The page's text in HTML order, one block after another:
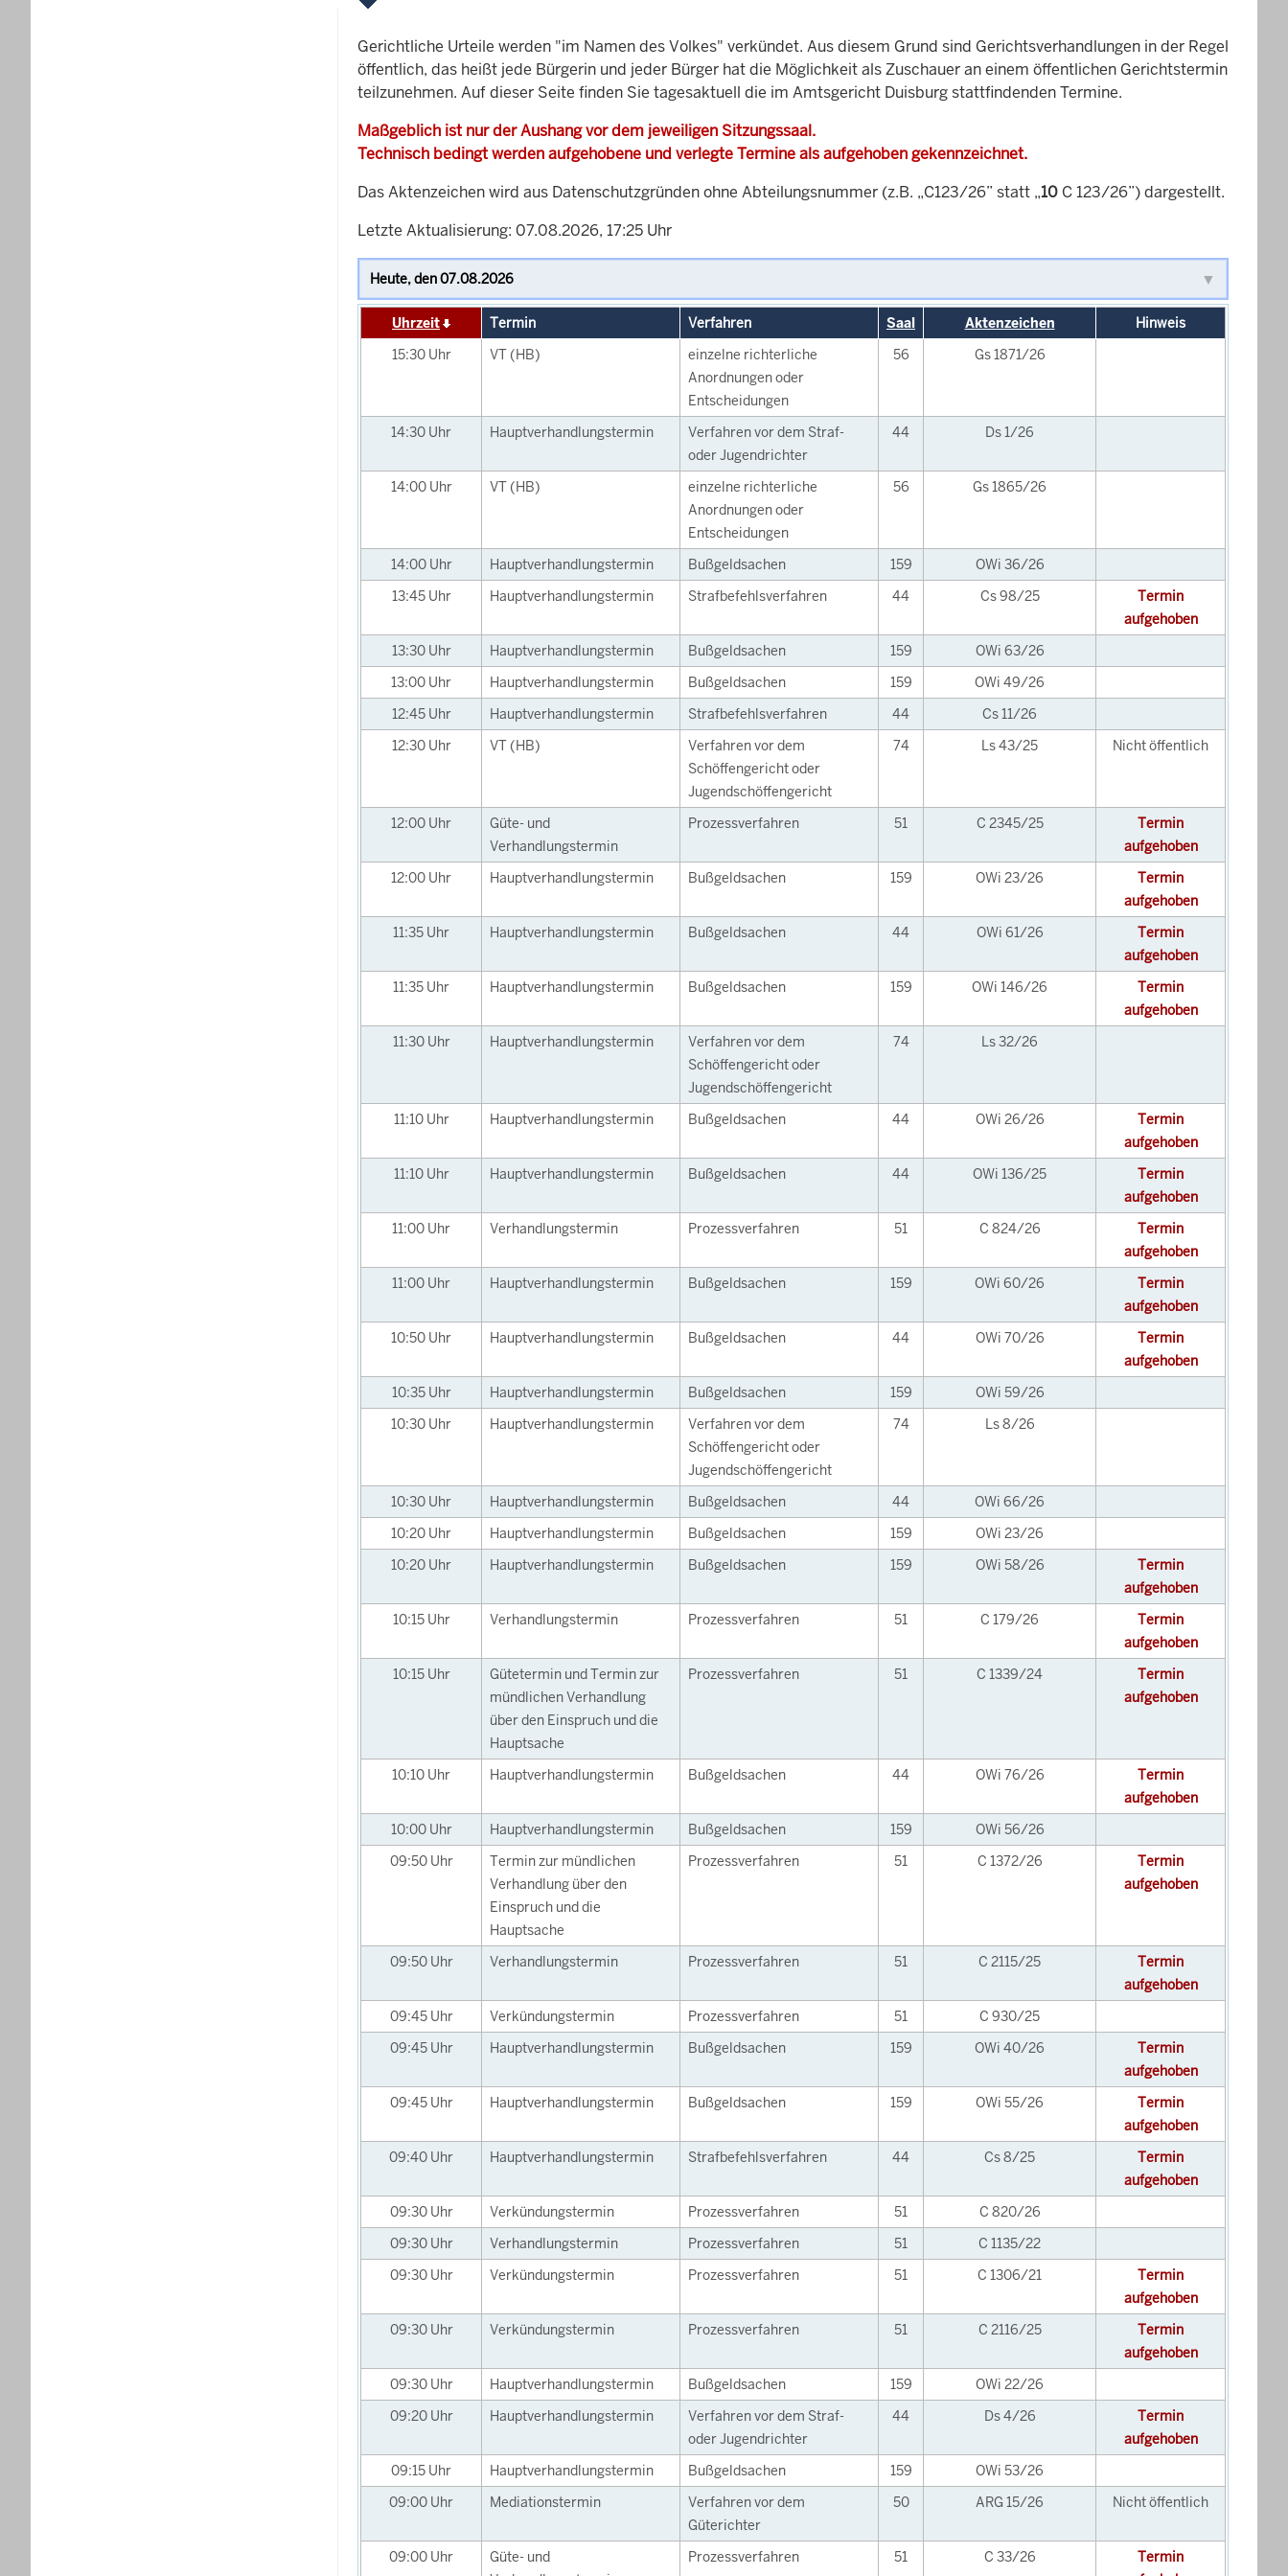
Gerichtliche Urteile werden "im Namen des Volkes" verkündet. Aus diesem Grund sind Gerichtsverhandlungen in der Regel
öffentlich, das heißt jede Bürgerin und jeder Bürger hat die Möglichkeit als Zuschauer an einem öffentlichen Gerichtstermin
teilzunehmen. Auf dieser Seite finden Sie tagesaktuell die im Amtsgericht Duisburg stattfindenden Termine.
Maßgeblich ist nur der Aushang vor dem jeweiligen Sitzungssaal.
Technisch bedingt werden aufgehobene und verlegte Termine als aufgehoben gekennzeichnet.
Das Aktenzeichen wird aus Datenschutzgründen ohne Abteilungsnummer (z.B. „C123/26” statt „10 C 123/26”) dargestellt.
Letzte Aktualisierung: 07.08.2026, 17:25 Uhr
Uhrzeit Termin Verfahren Saal Aktenzeichen
Hinweis
15:30 Uhr VT (HB)
einzelne richterliche
Anordnungen oder
Entscheidungen
56 Gs 1871/26
14:30 Uhr Hauptverhandlungstermin
Verfahren vor dem Straf-
oder Jugendrichter
44 Ds 1/26
14:00 Uhr VT (HB)
einzelne richterliche
Anordnungen oder
Entscheidungen
56 Gs 1865/26
14:00 Uhr Hauptverhandlungstermin Bußgeldsachen 159
OWi 36/26
13:45 Uhr Hauptverhandlungstermin Strafbefehlsverfahren 44 Cs 98/25
Termin
aufgehoben
13:30 Uhr Hauptverhandlungstermin Bußgeldsachen 159
OWi 63/26
13:00 Uhr Hauptverhandlungstermin Bußgeldsachen 159
OWi 49/26
12:45 Uhr Hauptverhandlungstermin Strafbefehlsverfahren 44
Cs 11/26
12:30 Uhr VT (HB)
Verfahren vor dem
Schöffengericht oder
Jugendschöffengericht
74 Ls 43/25 Nicht öffentlich
12:00 Uhr
Güte- und
Verhandlungstermin
Prozessverfahren 51 C 2345/25
Termin
aufgehoben
12:00 Uhr Hauptverhandlungstermin Bußgeldsachen 159 OWi 23/26
Termin
aufgehoben
11:35 Uhr Hauptverhandlungstermin Bußgeldsachen 44 OWi 61/26
Termin
aufgehoben
11:35 Uhr Hauptverhandlungstermin Bußgeldsachen 159 OWi 146/26
Termin
aufgehoben
11:30 Uhr Hauptverhandlungstermin
Verfahren vor dem
Schöffengericht oder
Jugendschöffengericht
74 Ls 32/26
11:10 Uhr Hauptverhandlungstermin Bußgeldsachen 44 OWi 26/26
Termin
aufgehoben
11:10 Uhr Hauptverhandlungstermin Bußgeldsachen 44 OWi 136/25
Termin
aufgehoben
11:00 Uhr Verhandlungstermin Prozessverfahren 51 C 824/26
Termin
aufgehoben
11:00 Uhr Hauptverhandlungstermin Bußgeldsachen 159 OWi 60/26
Termin
aufgehoben
10:50 Uhr Hauptverhandlungstermin Bußgeldsachen 44 OWi 70/26
Termin
aufgehoben
10:35 Uhr Hauptverhandlungstermin Bußgeldsachen 159
OWi 59/26
10:30 Uhr Hauptverhandlungstermin
Verfahren vor dem
Schöffengericht oder
Jugendschöffengericht
74 Ls 8/26
10:30 Uhr Hauptverhandlungstermin Bußgeldsachen 44
OWi 66/26
10:20 Uhr Hauptverhandlungstermin Bußgeldsachen 159
OWi 23/26
10:20 Uhr Hauptverhandlungstermin Bußgeldsachen 159 OWi 58/26
Termin
aufgehoben
10:15 Uhr Verhandlungstermin Prozessverfahren 51 C 179/26
Termin
aufgehoben
10:15 Uhr
Gütetermin und Termin zur
mündlichen Verhandlung
über den Einspruch und die
Hauptsache
Prozessverfahren 51 C 1339/24
Termin
aufgehoben
10:10 Uhr Hauptverhandlungstermin Bußgeldsachen 44 OWi 76/26
Termin
aufgehoben
10:00 Uhr Hauptverhandlungstermin Bußgeldsachen 159
OWi 56/26
09:50 Uhr
Termin zur mündlichen
Verhandlung über den
Einspruch und die
Hauptsache
Prozessverfahren 51 C 1372/26
Termin
aufgehoben
09:50 Uhr Verhandlungstermin Prozessverfahren 51 C 2115/25
Termin
aufgehoben
09:45 Uhr Verkündungstermin Prozessverfahren 51
C 930/25
09:45 Uhr Hauptverhandlungstermin Bußgeldsachen 159 OWi 40/26
Termin
aufgehoben
09:45 Uhr Hauptverhandlungstermin Bußgeldsachen 159 OWi 55/26
Termin
aufgehoben
09:40 Uhr Hauptverhandlungstermin Strafbefehlsverfahren 44 Cs 8/25
Termin
aufgehoben
09:30 Uhr Verkündungstermin Prozessverfahren 51
C 820/26
09:30 Uhr Verhandlungstermin Prozessverfahren 51
C 1135/22
09:30 Uhr Verkündungstermin Prozessverfahren 51 C 1306/21
Termin
aufgehoben
09:30 Uhr Verkündungstermin Prozessverfahren 51 C 2116/25
Termin
aufgehoben
09:30 Uhr Hauptverhandlungstermin Bußgeldsachen 159
OWi 22/26
09:20 Uhr Hauptverhandlungstermin
Verfahren vor dem Straf-
oder Jugendrichter
44 Ds 4/26
Termin
aufgehoben
09:15 Uhr Hauptverhandlungstermin Bußgeldsachen 159
OWi 53/26
09:00 Uhr Mediationstermin
Verfahren vor dem
Güterichter
50 ARG 15/26 Nicht öffentlich
09:00 Uhr
Güte- und
Prozessverfahren 51 C 33/26
Termin